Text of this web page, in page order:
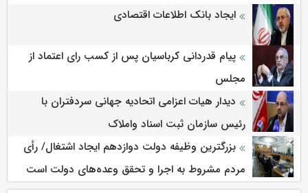
ایجاد بانک اطلاعات اقتصادی
پیام قدردانی کرباسیان پس از کسب رای اعتماد از
مجلس
دیدار هیات اعزامی اتحادیه جهانی سردفتران با
رئیس سازمان ثبت اسناد واملاک
بزرگترین وظیفه دولت دوازدهم ایجاد اشتغال/ رأی
مردم مشروط به اجرا و تحقق وعده‌های دولت است